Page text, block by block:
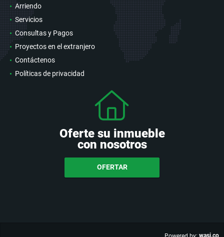
Arriendo
Servicios
Consultas y Pagos
Proyectos en el extranjero
Contáctenos
Políticas de privacidad
Oferte su inmueble
con nosotros
OFERTAR
wasi.co